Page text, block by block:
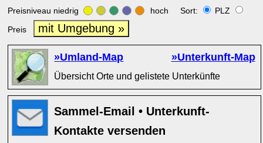
Preisniveau niedrig hoch Sort:
PLZ
Preis
mit Umgebung »
»Umland-Map »Unterkunft-Map
Übersicht Orte und gelistete Unterkünfte
Sammel-Email • Unterkunft-
Kontakte versenden